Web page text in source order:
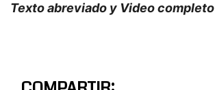
Texto abreviado y Video completo